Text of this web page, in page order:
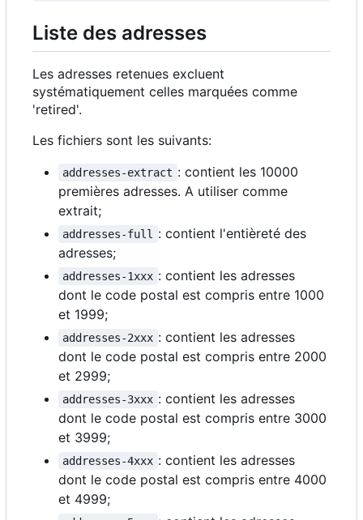
Liste des adresses
Les adresses retenues excluent
systématiquement celles marquées comme
'retired'.
Les fichiers sont les suivants:
addresses-extract : contient les 10000
premières adresses. A utiliser comme
extrait;
addresses-full
: contient l'entièreté des
adresses;
addresses-1xxx : contient les adresses
dont le code postal est compris entre 1000
et 1999;
addresses-2xxx : contient les adresses
dont le code postal est compris entre 2000
et 2999;
addresses-3xxx : contient les adresses
dont le code postal est compris entre 3000
et 3999;
addresses-4xxx : contient les adresses
dont le code postal est compris entre 4000
et 4999;